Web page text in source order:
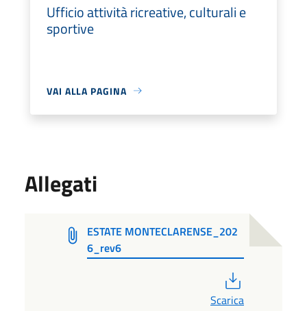
Ufficio attività ricreative, culturali e
sportive
VAI ALLA PAGINA
Allegati
ESTATE MONTECLARENSE_202
6_rev6
Scarica